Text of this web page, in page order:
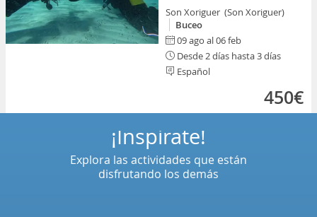
Son Xoriguer (Son Xoriguer)
Buceo
09 ago al 06 feb
Desde 2 días hasta 3 días
Español
450€
¡Inspírate!
Explora las actividades que están
disfrutando los demás